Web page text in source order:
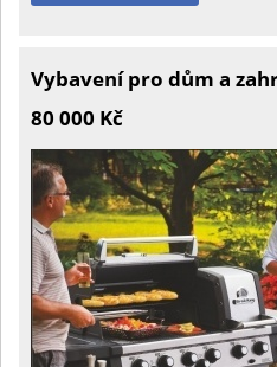
Vybavení pro dům a
80 000 Kč